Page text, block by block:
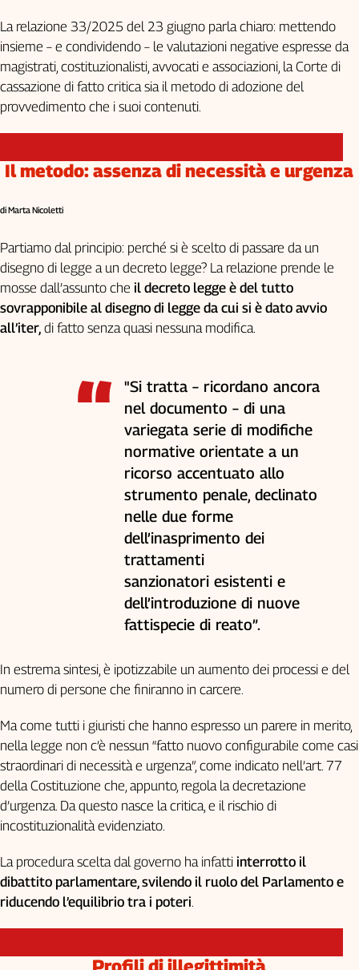
Molise
Alto
Basilicata
Calabria
Romagna
Friuli
Giulia
Liguria
Lombardia
Marche
Toscana
Cerca
Contatti
La
redazione
Newsletter
La relazione 33/2025 del 23 giugno parla chiaro: mettendo
insieme – e condividendo – le valutazioni negative espresse da
magistrati, costituzionalisti, avvocati e associazioni, la Corte di
cassazione di fatto critica sia il metodo di adozione del
provvedimento che i suoi contenuti.
Il metodo: assenza di necessità e urgenza
di Marta Nicoletti
Partiamo dal principio: perché si è scelto di passare da un
disegno di legge a un decreto legge? La relazione prende le
mosse dall’assunto che il decreto legge è del tutto
sovrapponibile al disegno di legge da cui si è dato avvio
all’iter, di fatto senza quasi nessuna modifica.
"Si tratta – ricordano ancora
nel documento – di una
variegata serie di modifiche
normative orientate a un
ricorso accentuato allo
strumento penale, declinato
nelle due forme
dell’inasprimento dei
trattamenti
sanzionatori esistenti e
dell’introduzione di nuove
fattispecie di reato”.
In estrema sintesi, è ipotizzabile un aumento dei processi e del
numero di persone che finiranno in carcere.
Ma come tutti i giuristi che hanno espresso un parere in merito,
nella legge non c’è nessun “fatto nuovo configurabile come casi
straordinari di necessità e urgenza”, come indicato nell’art. 77
della Costituzione che, appunto, regola la decretazione
d’urgenza. Da questo nasce la critica, e il rischio di
incostituzionalità evidenziato.
La procedura scelta dal governo ha infatti interrotto il
dibattito parlamentare, svilendo il ruolo del Parlamento e
riducendo l’equilibrio tra i poteri.
Profili di illegittimità